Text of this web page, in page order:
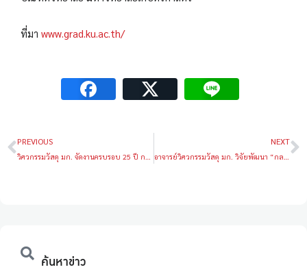
ที่มา www.grad.ku.ac.th/
PREVIOUS NEXT
ค้นหาข่าว